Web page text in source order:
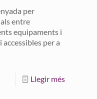
per
entre
equipaments i
per a
Llegir més